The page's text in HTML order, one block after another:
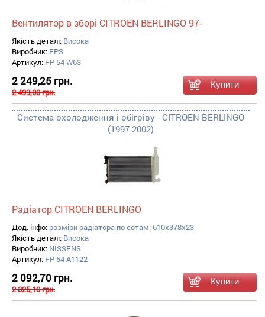
Вентилятор в зборі CITROEN BERLINGO 97-
Якість деталі: Висока
Виробник: FPS
Артикул: FP 54 W63
2 249,25 грн.
2 499,00 грн.
Система охолодження і обігріву - CITROEN BERLINGO
(1997-2002)
Радіатор CITROEN BERLINGO
Дод. інфо: розміри радіатора по сотам: 610x378x23
Якість деталі: Висока
Виробник: NISSENS
Артикул: FP 54 A1122
2 092,70 грн.
2 325,10 грн.